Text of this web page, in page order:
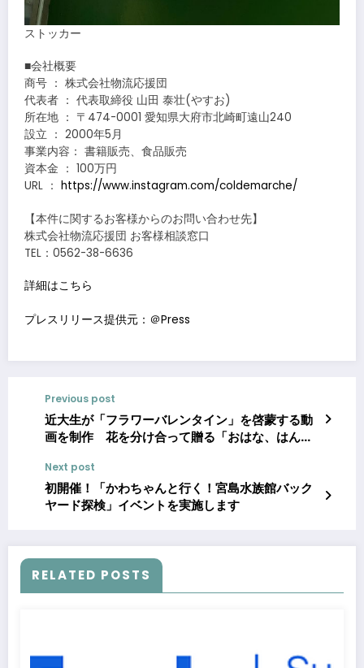
ストッカー
■会社概要
商号 ： 株式会社物流応援団
代表者 ： 代表取締役 山田 泰壮(やすお)
所在地 ： 〒474-0001 愛知県大府市北崎町遠山240
設立 ： 2000年5月
事業内容： 書籍販売、食品販売
資本金 ： 100万円
URL ： https://www.instagram.com/coldemarche/
【本件に関するお客様からのお問い合わせ先】
株式会社物流応援団 お客様相談窓口
TEL：0562-38-6636
詳細はこちら
プレスリリース提供元：＠Press
Previous post
近大生が「フラワーバレンタイン」を啓蒙する動
画を制作 花を分け合って贈る「おはな、はんぶ
Next post
初開催！「かわちゃんと行く！宮島水族館バック
ヤード探検」イベントを実施します
RELATED POSTS